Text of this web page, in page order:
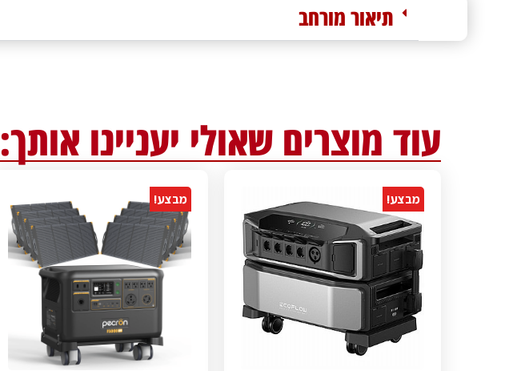
תיאור מורחב
עוד מוצרים שאולי יעניינו אותך:
מבצע! מבצע!